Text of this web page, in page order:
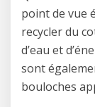
point de vue
recycler du
d’eau et
sont
bouloches